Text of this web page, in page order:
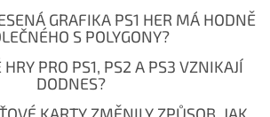
GRAFIKA PS1 HER MÁ HODNĚ
S POLYGONY?
HRY PRO PS1, PS2 A PS3 VZNIKAJÍ
DODNES?